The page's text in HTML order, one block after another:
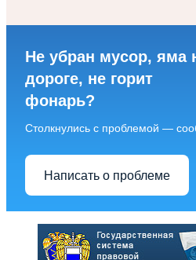
Не убран мусор, яма
дороге, не горит
фонарь?
Столкнулись с проблемой —
Написать о проблеме